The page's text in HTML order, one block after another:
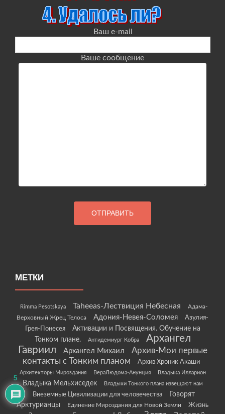
Ваш e-mail
Ваше сообщение
МЕТКИ
Rimma Pesotskaya Taheeas-Лествиция Небесная
Адама-
Верховный Жрец Телоса
Адония-Невея-Соломея
Азулия-
Грея-Понесея
Активации и Посвящения. Обучение на
Тонком плане.
Антидемиург Кобра
Архангел
Гавриил
Архангел Михаил
Архив-Мои первые
контакты с Тонким планом
Архив Хроник Акаши
Архитекторы Мироздания ВераЛюдома-Анунция Владыка Илларион
Владыка Мельхиседек Владыки Тонкого плана извещают нам
Внеземные Цивилизации для человечества
Говорят
Арктурианцы
Единение Мироздания для Новой Земли
Жизнь
5